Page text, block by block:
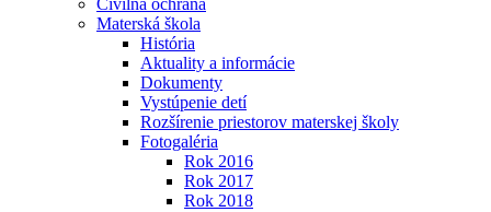
Civilná ochrana
Materská škola
História
Aktuality a informácie
Dokumenty
Vystúpenie detí
Rozšírenie priestorov materskej školy
Fotogaléria
Rok 2016
Rok 2017
Rok 2018